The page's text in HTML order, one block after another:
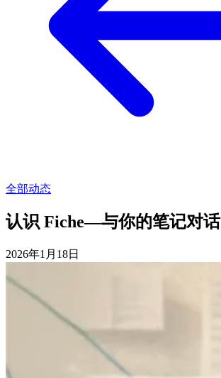
全部动态
认识 Fiche—与你的笔记对话
2026年1月18日